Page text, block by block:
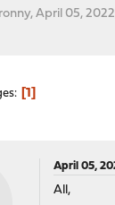
April 05,
1
April 05,
All,